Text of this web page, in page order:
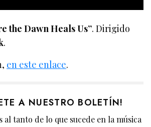
the Dawn Heals Us”. Dirigido
.
en este enlace.
A NUESTRO BOLETÍN!
al tanto de lo que sucede en la música